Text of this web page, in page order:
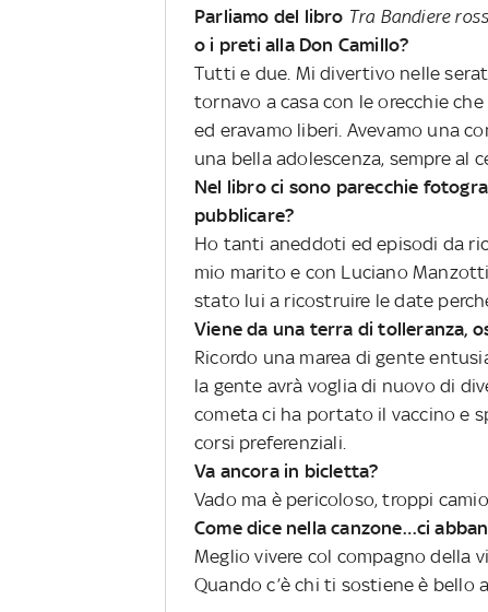
Parliamo del libro Tra Bandiere
o i preti alla Don Camillo?
Tutti e due. Mi divertivo nelle
tornavo a casa con le orecchie
ed eravamo liberi. Avevamo una
una bella adolescenza, sempre al
Nel libro ci sono parecchie
pubblicare?
Ho tanti aneddoti ed episodi da
mio marito e con Luciano
stato lui a ricostruire le date
Viene da una terra di tolleranza,
Ricordo una marea di gente
la gente avrà voglia di nuovo di
cometa ci ha portato il vaccino e
corsi preferenziali.
Va ancora in bicletta?
Vado ma è pericoloso, troppi
Come dice nella canzone…ci
Meglio vivere col compagno della
Quando c’è chi ti sostiene è bello